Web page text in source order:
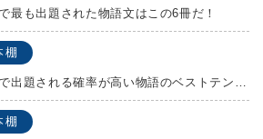
最も出題された物語文はこの6冊だ！
棚
No.1659 2026年度入試で出題される確率が高い物語のベストテンを発表します！
棚